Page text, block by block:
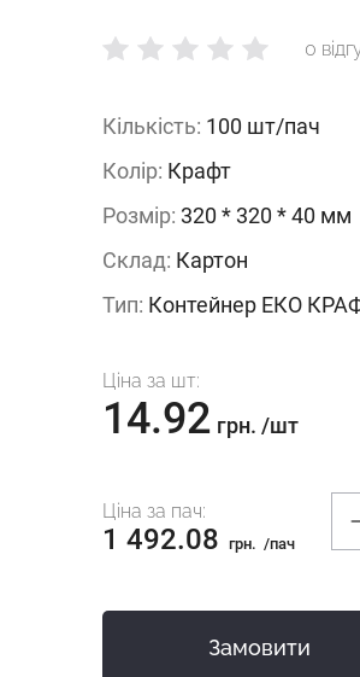
0
Кількість: 100 шт/пач
Колір: Крафт
Розмір: 320 * 320 * 40 мм
Склад: Картон
Тип: Контейнер ЕКО
Ціна за шт:
14.92 грн. /шт
Ціна за пач:
1 492.08 грн. /пач
Замовити